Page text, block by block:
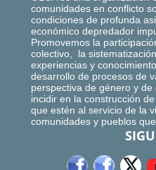
comunidades en conflicto
condiciones de profunda
económico depredador
Promovemos la
colectivo, la
experiencias y
desarrollo de procesos de
perspectiva de género y
incidir en la construcción
que estén al servicio de la
comunidades y pueblos